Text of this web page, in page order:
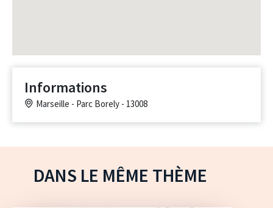
Informations
Marseille - Parc Borely - 13008
DANS LE MÊME THÈME